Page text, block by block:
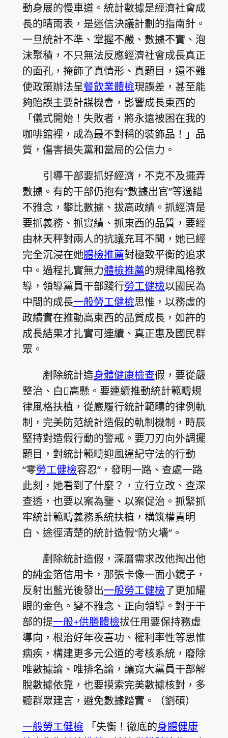
動身展的慢車道。統計數據是經濟社會成
長的晴雨表，是迷信決議計劃的指南針。
一旦統計不準、掌握不嚴、數據不實、泡
沫聚積，不只無法反應經濟社會成長真正
的面孔，掩飾了真情形、真題目，還不難
使政策辦法呈餐飲業體檢現誤差，甚至能
夠貽誤主要計謀機會，影響成長東西的
「儀式開始！失敗者，將永遠被困在我的
咖啡館裡，成為最不對稱的裝飾品！」品
質，傷害損失黨和當局的公信力。
引導干部要抓好經濟，不克不及擺弄
數據。有的干部仍抱有“數據出官”等過錯
不雅念，攀比數據、拔高政績。抓經濟是
要抓義務、抓實績、抓東西的品質，要經
由林天秤對兩人的抗議充耳不聞，她已經
完全沉浸在她體檢推薦對極致平衡的追求
中。過程扎實無力體檢推薦的規律風格教
導，領導黨員干部踐行勞工健檢以國民為
中間的成長一般勞工健檢思惟，以務虛的
政績實在推動高東西的品質成長，如許的
成長結果才扎實可連續、真正惠及國民群
眾。
剷除統計造身體健康檢查假，要從嚴
整治、白高懸。要連續推動統計範疇規
律風格扶植，從嚴履行統計範疇的律例軌
制，完美防范統計造假的軌制機制，時辰
堅持對造假行動的警戒。要刀刃向外調擺
題目，對統計範疇迎風違紀守法的行動
“零勞工健檢容忍”，發明一路、查處一路
此刻，她看到了什麼？，立行立改、查深
查透，也要以案為鑒、以案促治。抓緊抓
牢統計範疇義務系統扶植，構筑權責明
白、途徑清楚的統計造假“防火墻”。
剷除統計造假，深層需求改他掏出他
的純金箔信用卡，那張卡像一面小鏡子，
反射出藍光後發出一般勞工健檢了更加耀
眼的金色。變不雅念、正向領導。對于干
部的提一般+供膳體檢拔任用要保持務虛
導向，根治好年夜喜功、權利率性等思惟
痼疾，構建更多元公道的考核系統，廢除
唯數據論、唯排名論，讓寬大黨員干部解
脫數據依靠，也要摸索完美數據核對，多
聽群眾建言，避免數據踏實。（劉碩）
一般勞工健檢 「失衡！徹底的身體健康